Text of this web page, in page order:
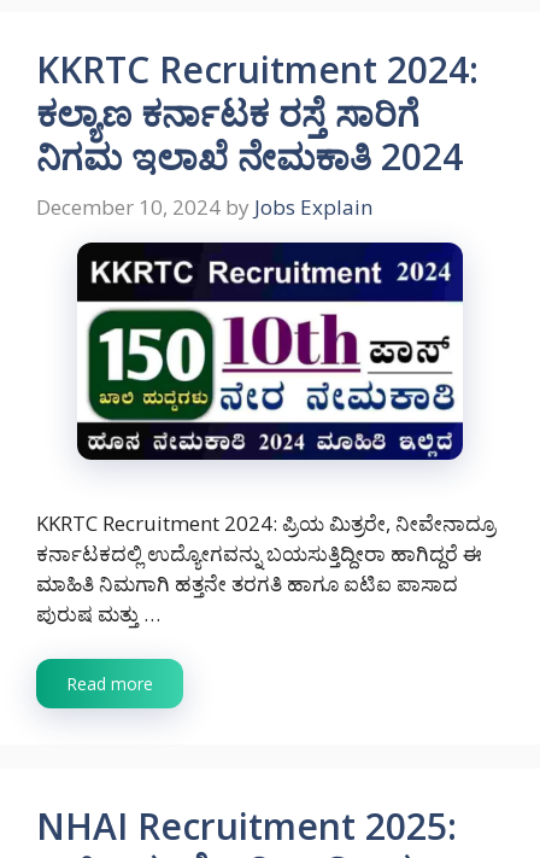
KKRTC Recruitment 2024:
ಕಲ್ಯಾಣ ಕರ್ನಾಟಕ ರಸ್ತೆ ಸಾರಿಗೆ
ನಿಗಮ ಇಲಾಖೆ ನೇಮಕಾತಿ 2024
December 10, 2024 by Jobs Explain
KKRTC Recruitment 2024: ಪ್ರಿಯ ಮಿತ್ರರೇ, ನೀವೇನಾದ್ರೂ
ಕರ್ನಾಟಕದಲ್ಲಿ ಉದ್ಯೋಗವನ್ನು ಬಯಸುತ್ತಿದ್ದೀರಾ ಹಾಗಿದ್ದರೆ ಈ
ಮಾಹಿತಿ ನಿಮಗಾಗಿ ಹತ್ತನೇ ತರಗತಿ ಹಾಗೂ ಐಟಿಐ ಪಾಸಾದ
ಪುರುಷ ಮತ್ತು …
Read more
NHAI Recruitment 2025: